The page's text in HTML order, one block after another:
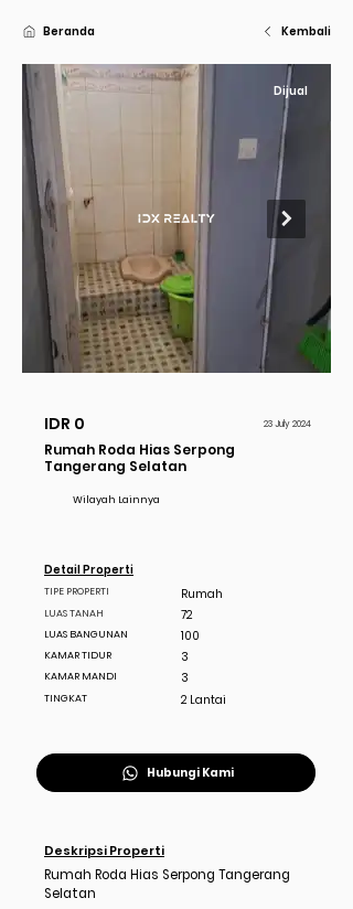
Beranda Kembali
Dijual
IDR 0 23 July 2024
Rumah Roda Hias Serpong
Tangerang Selatan
Wilayah Lainnya
Detail Properti
TIPE PROPERTI
LUAS TANAH
LUAS BANGUNAN
KAMAR TIDUR
KAMAR MANDI
TINGKAT
Rumah
72
100
3
3
2 Lantai
Hubungi Kami
Deskripsi Properti
Rumah Roda Hias Serpong Tangerang
Selatan